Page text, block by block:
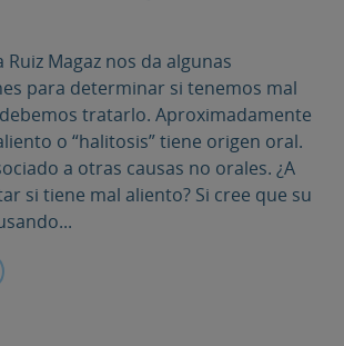
Ruiz Magaz nos da algunas
para determinar si tenemos mal
tratarlo. Aproximadamente
o “halitosis” tiene origen oral.
a otras causas no orales. ¿A
si tiene mal aliento? Si cree que su